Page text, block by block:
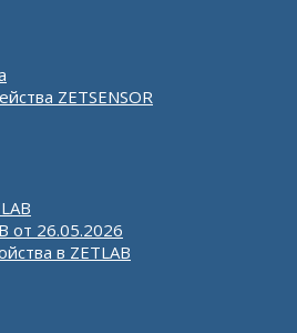
ZETSENSOR
от 26.05.2026
в ZETLAB